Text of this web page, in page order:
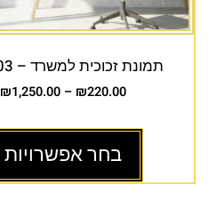
תמונת זכוכית למשרד – AU-003
₪220.00
–
₪1,250.00
בחר אפשרויות